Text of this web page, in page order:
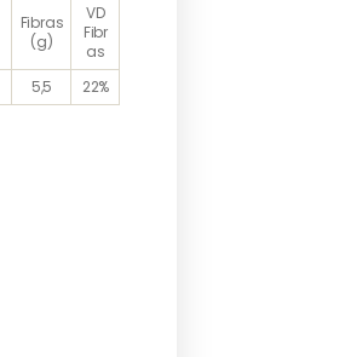
Fibras
(g)
VD
Fibr
as
5,5 22%